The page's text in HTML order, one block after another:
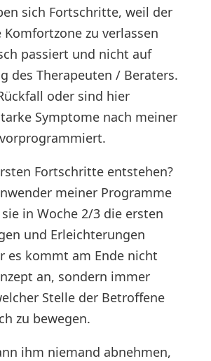
sich Fortschritte, weil der
Komfortzone zu verlassen
passiert und nicht auf
des Therapeuten / Beraters.
oder sind hier
Symptome nach meiner
Fortschritte entstehen?
meiner Programme
in Woche 2/3 die ersten
und Erleichterungen
es kommt am Ende nicht
an, sondern immer
Stelle der Betroffene
zu bewegen.
ihm niemand abnehmen,